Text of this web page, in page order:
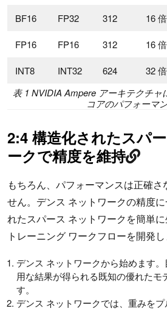
BF16 FP32 312 16 倍
FP16 FP16 312 16 倍
INT8 INT32 624 32 倍
表 1 NVIDIA Ampere アーキテクチャ
コアのパフォーマン
2:4 構造化されたスパ
ークで精度を維持
もちろん、パフォーマンスは正確さ
せん。デンス ネットワークの精度
れたスパース ネットワークを簡単
トレーニング ワークフローを開発し
デンス ネットワークから始めます
用な結果が得られる既知の優れたモ
す。
デンス ネットワークでは、重みを